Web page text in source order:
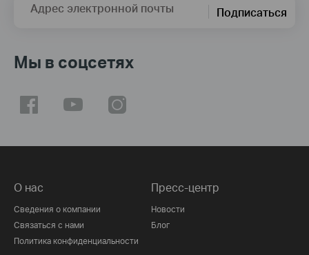
Адрес электронной почты Подписаться
Мы в соцсетях
О нас
Сведения о компании
Связаться с нами
Политика конфиденциальности
Пресс-центр
Новости
Блог